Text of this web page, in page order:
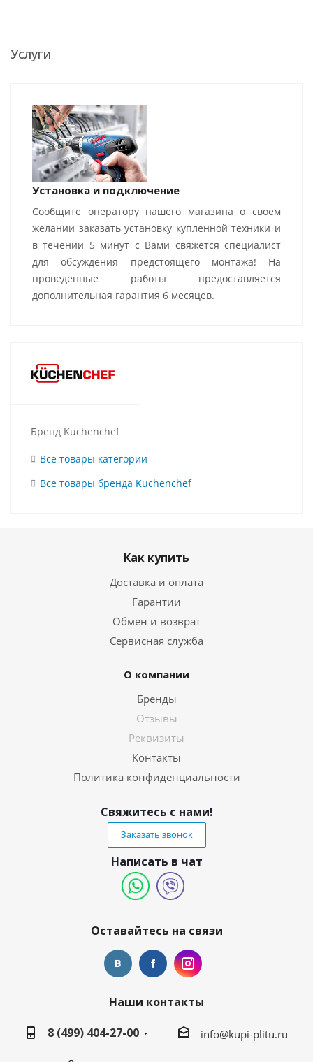
Услуги
Установка и подключение
Сообщите оператору нашего магазина о своем
желании заказать установку купленной техники и
в течении 5 минут с Вами свяжется специалист
для обсуждения предстоящего монтажа! На
проведенные работы предоставляется
дополнительная гарантия 6 месяцев.
Бренд Kuchenchef
Все товары категории
Все товары бренда Kuchenchef
Как купить
Доставка и оплата
Гарантии
Обмен и возврат
Сервисная служба
О компании
Бренды
Отзывы
Реквизиты
Контакты
Политика конфиденциальности
Свяжитесь с нами!
Заказать звонок
Написать в чат
Оставайтесь на связи
Наши контакты
8 (499) 404-27-00
info@kupi-plitu.ru